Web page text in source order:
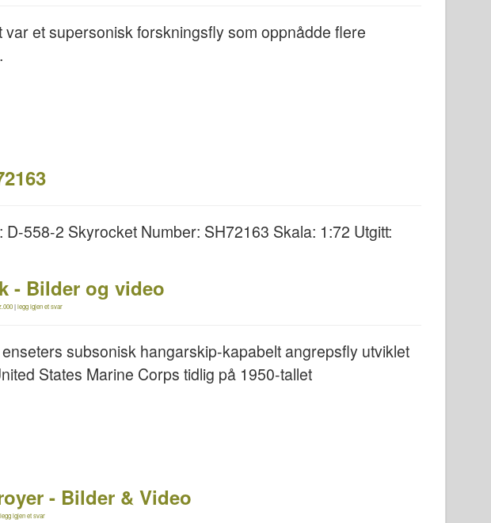
et supersonisk forskningsfly som oppnådde flere
558-2 Skyrocket Number: SH72163 Skala: 1:72 Utgitt:
- Bilder og video
|legg igjen et svar
subsonisk hangarskip-kapabelt angrepsfly utviklet
States Marine Corps tidlig på 1950-tallet
- Bilder & Video
legg igjen et svar